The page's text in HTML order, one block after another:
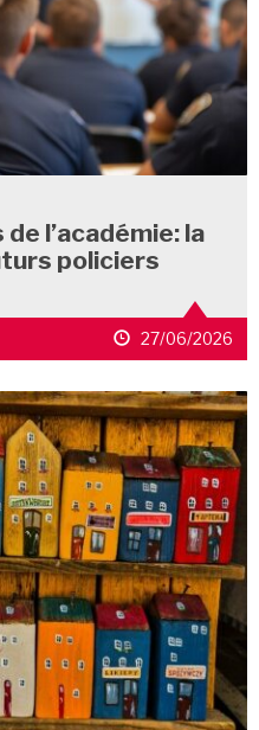
l’académie: la
policiers
27/06/2026